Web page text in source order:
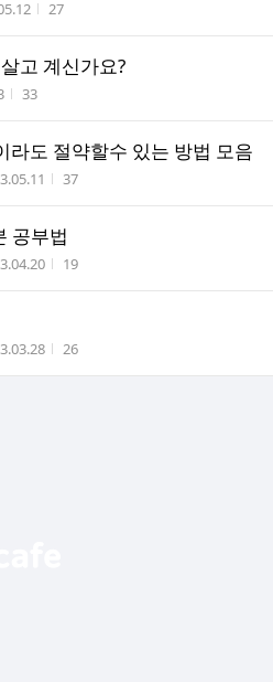
시간 조회수
27
고 계신가요?
조회수
33
라도 절약할수 있는 방법 모음
성시간 조회수
37
공부법
성시간 조회수
19
성시간 조회수
26